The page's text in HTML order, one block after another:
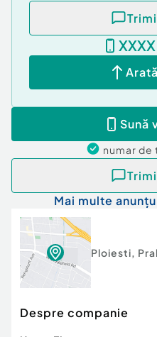
Sună
numar de
Mai multe
Ploiesti,
Despre companie